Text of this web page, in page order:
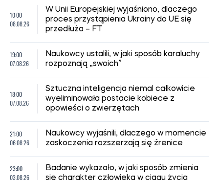
10:00
08.08.26
W Unii Europejskiej wyjaśniono, dlaczego
proces przystąpienia Ukrainy do UE się
przedłuża – FT
19:00
07.08.26
Naukowcy ustalili, w jaki sposób karaluchy
rozpoznają „swoich”
18:00
07.08.26
Sztuczna inteligencja niemal całkowicie
wyeliminowała postacie kobiece z
opowieści o zwierzętach
21:00
06.08.26
Naukowcy wyjaśnili, dlaczego w momencie
zaskoczenia rozszerzają się źrenice
23:00
03.08.26
Badanie wykazało, w jaki sposób zmienia
się charakter człowieka w ciągu życia